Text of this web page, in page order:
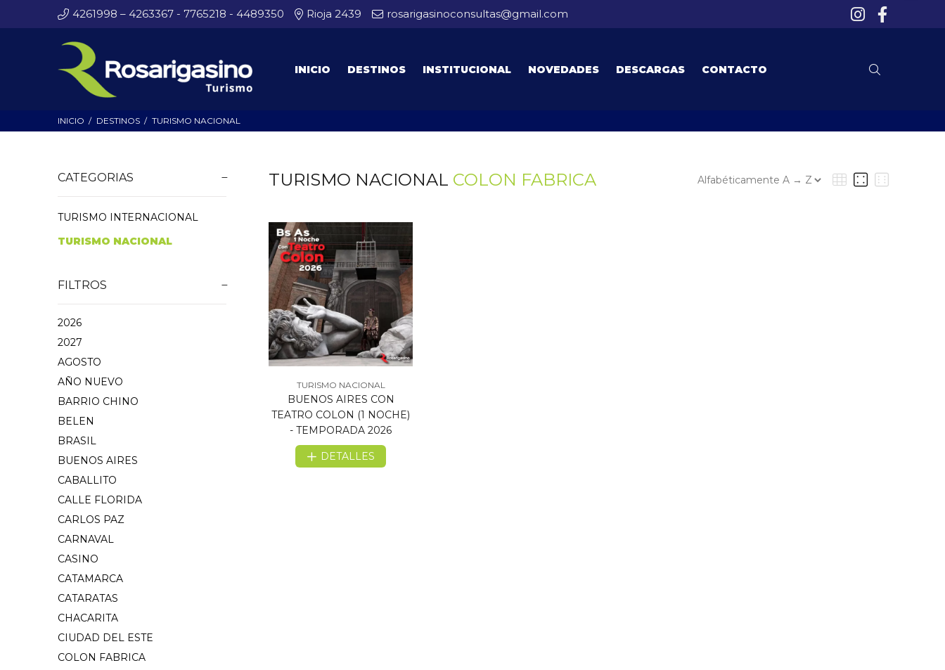
4261998 – 4263367 - 7765218 - 4489350 Rioja 2439 rosarigasinoconsultas@gmail.com
INICIO DESTINOS INSTITUCIONAL NOVEDADES DESCARGAS CONTACTO
INICIO DESTINOS TURISMO NACIONAL
CATEGORIAS
TURISMO INTERNACIONAL
TURISMO NACIONAL
FILTROS
2026
2027
AGOSTO
AÑO NUEVO
BARRIO CHINO
BELEN
BRASIL
BUENOS AIRES
CABALLITO
CALLE FLORIDA
CARLOS PAZ
CARNAVAL
CASINO
CATAMARCA
CATARATAS
CHACARITA
CIUDAD DEL ESTE
COLON FABRICA
TURISMO NACIONAL COLON FABRICA
TURISMO NACIONAL
BUENOS AIRES CON
TEATRO COLON (1 NOCHE)
- TEMPORADA 2026
DETALLES